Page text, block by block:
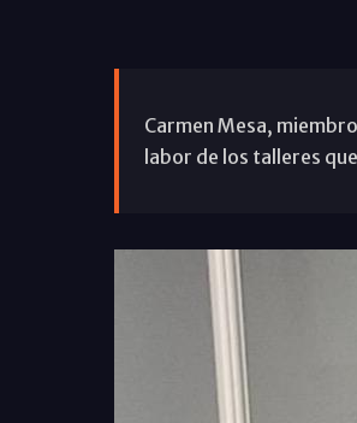
Carmen Mesa,
labor de los talleres